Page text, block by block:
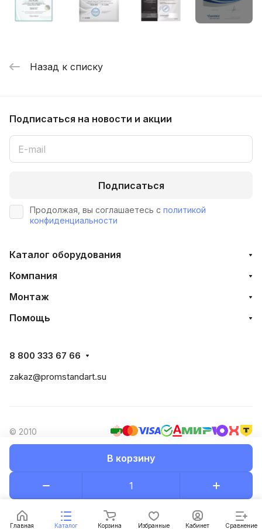
В корзину
Назад к списку
Главная Каталог Корзина Избранные Кабинет Сравнение
Подписаться на новости и акции
Подписаться
Продолжая, вы соглашаетесь с политикой
конфиденциальности
Каталог оборудования
Компания
Монтаж
Помощь
8 800 333 67 66
zakaz@promstandart.su
© 2010
Оферта